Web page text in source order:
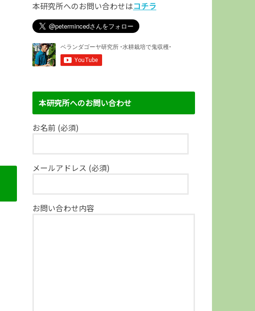
本研究所へのお問い合わせはコチラ
本研究所へのお問い合わせ
お名前 (必須)
メールアドレス (必須)
お問い合わせ内容